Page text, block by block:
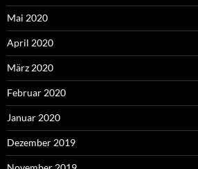
Mai 2020
April 2020
März 2020
Februar 2020
Januar 2020
Dezember 2019